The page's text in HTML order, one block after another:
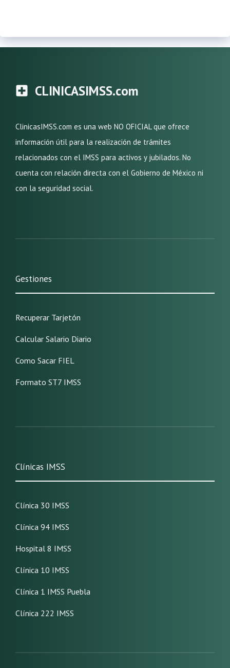
CLINICASIMSS.com
ClinicasIMSS.com es una web NO OFICIAL que ofrece
información útil para la realización de trámites
relacionados con el IMSS para activos y jubilados. No
cuenta con relación directa con el Gobierno de México ni
con la seguridad social.
Gestiones
Recuperar Tarjetón
Calcular Salario Diario
Como Sacar FIEL
Formato ST7 IMSS
Clínicas IMSS
Clínica 30 IMSS
Clínica 94 IMSS
Hospital 8 IMSS
Clínica 10 IMSS
Clínica 1 IMSS Puebla
Clínica 222 IMSS